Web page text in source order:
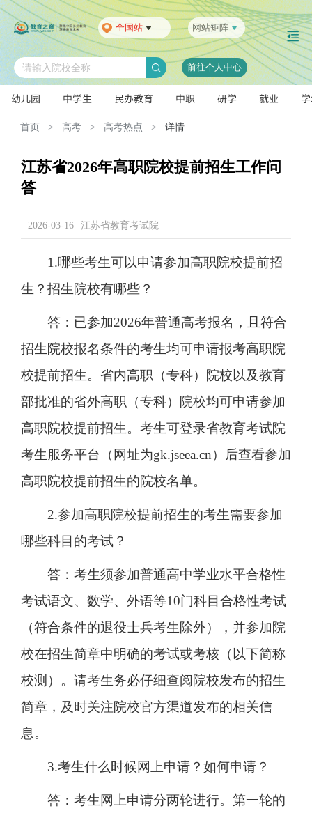
全国站 网站矩阵
请输入院校全称 前往个人中心
幼儿园 中学生 民办教育 中职 研学 就业
首页 > 高考 > 高考热点 > 详情
江苏省2026年高职院校提前招生工作问
答
2026-03-16 江苏省教育考试院
1.哪些考生可以申请参加高职院校提前招
生？招生院校有哪些？
答：已参加2026年普通高考报名，且符合
招生院校报名条件的考生均可申请报考高职院
校提前招生。省内高职（专科）院校以及教育
部批准的省外高职（专科）院校均可申请参加
高职院校提前招生。考生可登录省教育考试院
考生服务平台（网址为gk.jseea.cn）后查看参加
高职院校提前招生的院校名单。
2.参加高职院校提前招生的考生需要参加
哪些科目的考试？
答：考生须参加普通高中学业水平合格性
考试语文、数学、外语等10门科目合格性考试
（符合条件的退役士兵考生除外），并参加院
校在招生简章中明确的考试或考核（以下简称
校测）。请考生务必仔细查阅院校发布的招生
简章，及时关注院校官方渠道发布的相关信
息。
3.考生什么时候网上申请？如何申请？
答：考生网上申请分两轮进行。第一轮的